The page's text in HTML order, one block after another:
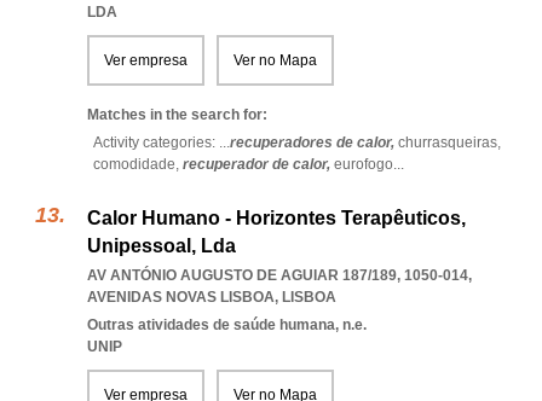
LDA
Ver empresa Ver no Mapa
Matches in the search for:
Activity categories: ...recuperadores de calor, churrasqueiras,
comodidade, recuperador de calor, eurofogo...
Calor Humano - Horizontes Terapêuticos,
Unipessoal, Lda
AV ANTÓNIO AUGUSTO DE AGUIAR 187/189, 1050-014,
AVENIDAS NOVAS LISBOA, LISBOA
Outras atividades de saúde humana, n.e.
UNIP
Ver empresa Ver no Mapa